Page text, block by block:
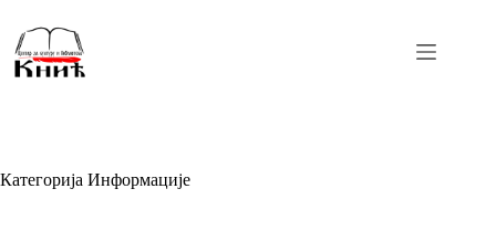
content
Категорија Информације